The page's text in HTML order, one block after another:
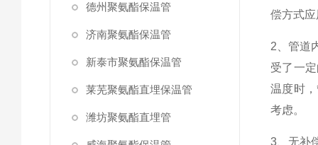
德州聚氨酯保温管
济南聚氨酯保温管
新泰市聚氨酯保温管
莱芜聚氨酯直埋保温管
潍坊聚氨酯直埋管
偿方式
2、管道
受了一
温度时
考虑。
3、无补